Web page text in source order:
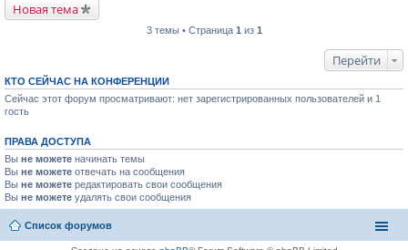
Новая тема
3 темы • Страница 1 из 1
Перейти
КТО СЕЙЧАС НА КОНФЕРЕНЦИИ
Сейчас этот форум просматривают: нет зарегистрированных пользователей и 1
гость
ПРАВА ДОСТУПА
Вы не можете начинать темы
Вы не можете отвечать на сообщения
Вы не можете редактировать свои сообщения
Вы не можете удалять свои сообщения
Список форумов